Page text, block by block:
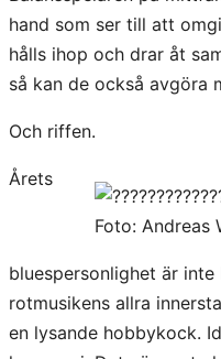
hand som ser till att
hålls ihop och drar åt
så kan de också avgöra
Och riffen.
Foto: Andreas
Årets
bluespersonlighet är
rotmusikens allra
en lysande hobbykock.